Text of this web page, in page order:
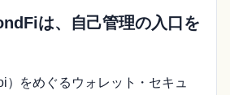
は、自己管理の入口を
）をめぐるウォレット・セキュ